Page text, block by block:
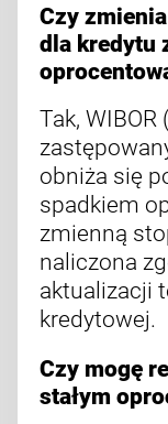
Czy
dla kredytu
Tak,
obniża się
spadkiem
zmienną
naliczona
aktualizacji
kredytowej.
Czy mogę
stałym